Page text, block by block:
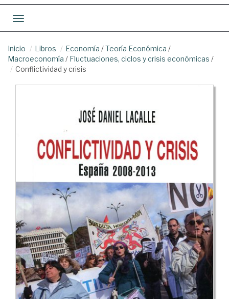
Toggle navigation
Inicio Libros Economía /Teoría Económica /
Macroeconomía / Fluctuaciones, ciclos y crisis económicas /
Conflictividad y crisis